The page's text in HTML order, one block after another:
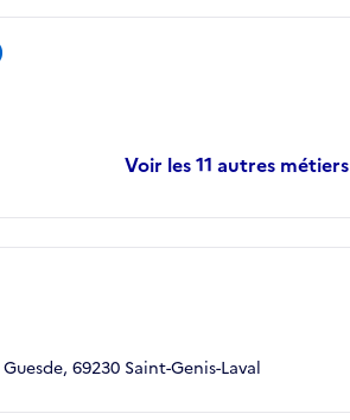
les 11 autres métiers
Guesde, 69230 Saint-Genis-Laval